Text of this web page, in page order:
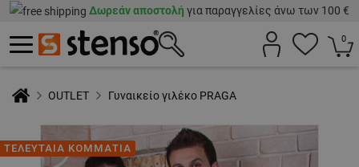
Δωρεάν αποστολή για παραγγελίες άνω των 100 €
0
OUTLET Γυναικείο γιλέκο PRAGA
ΤΕΛΕΥΤΑΙΑ ΚΟΜΜΑΤΙΑ